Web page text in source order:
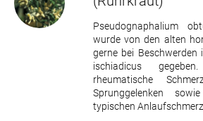
Pseudognaphalium
wurde von den alten
gerne bei Beschwerden
ischiadicus
rheumatische
Sprunggelenken
typischen